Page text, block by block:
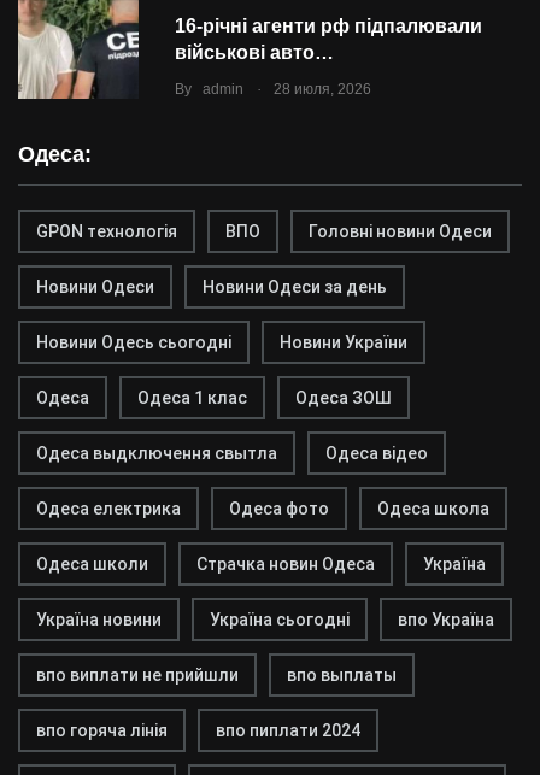
16-річні агенти рф підпалювали
військові авто…
By admin . 28 июля, 2026
Одеса:
GPON технологія ВПО Головні новини Одеси
Новини Одеси Новини Одеси за день
Новини Одесь сьогодні Новини України
Одеса Одеса 1 клас Одеса ЗОШ
Одеса выдключення свытла Одеса відео
Одеса електрика Одеса фото Одеса школа
Одеса школи Страчка новин Одеса Україна
Україна новини Україна сьогодні впо Україна
впо виплати не прийшли впо выплаты
впо горяча лінія впо пиплати 2024